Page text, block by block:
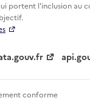
portent l'inclusion au
conforme